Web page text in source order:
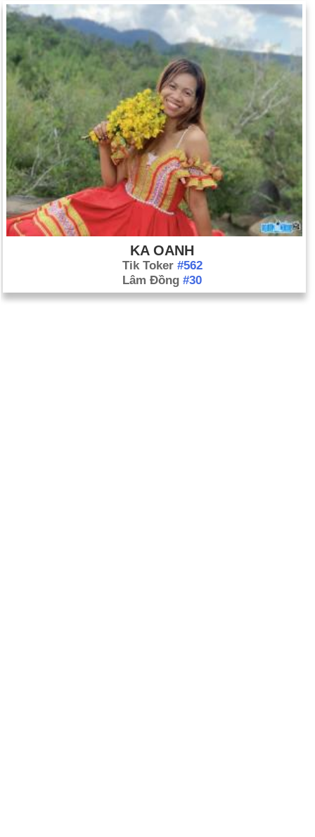
KA OANH
Tik Toker #562
Lâm Đồng #30